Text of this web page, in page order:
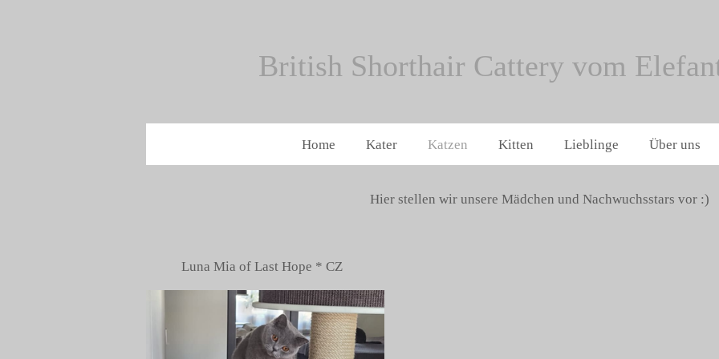
British Shorthair Cattery vom
Home Kater Katzen Kitten Lieblinge Über uns
Hier stellen wir unsere Mädchen und Nachwuchsstars vor :)
Luna Mia of Last Hope * CZ